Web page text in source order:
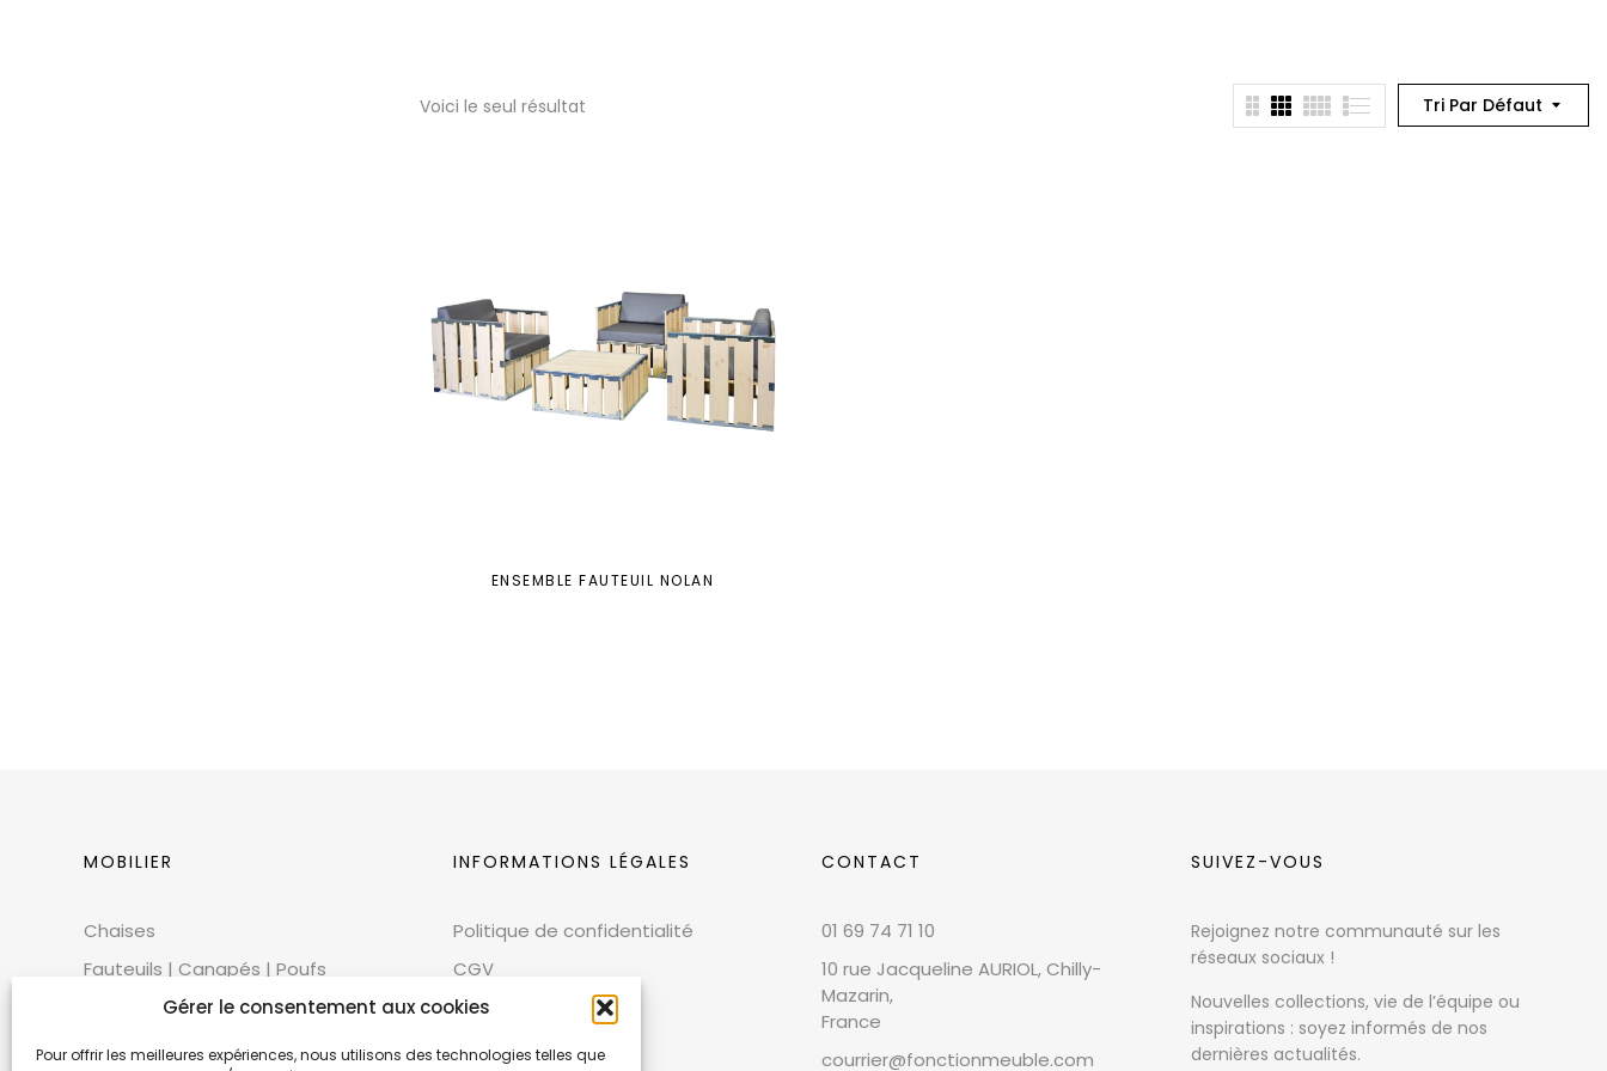
Gérer le consentement aux cookies
Pour offrir les meilleures expériences, nous utilisons des technologies telles que
Tri Par Défaut
Voici le seul résultat
ENSEMBLE FAUTEUIL NOLAN
MOBILIER
Chaises
Fauteuils | Canapés | Poufs
Mobilier extérieur
Tables
INFORMATIONS LÉGALES
Politique de confidentialité
CGV
CGU
Cookies
CONTACT
01 69 74 71 10
10 rue Jacqueline AURIOL, Chilly-
Mazarin,
France
courrier@fonctionmeuble.com
SUIVEZ-VOUS
Rejoignez notre communauté sur les
réseaux sociaux !
Nouvelles collections, vie de l’équipe ou
inspirations : soyez informés de nos
dernières actualités.